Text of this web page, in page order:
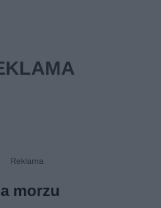
morzu